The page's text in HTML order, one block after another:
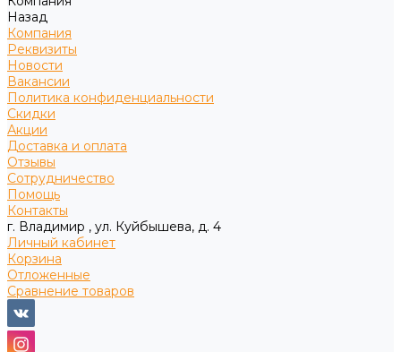
Назад
Компания
Реквизиты
Новости
Вакансии
Политика конфиденциальности
Скидки
Акции
Доставка и оплата
Отзывы
Сотрудничество
Помощь
Контакты
г. Владимир , ул. Куйбышева, д. 4
Личный кабинет
Корзина
Отложенные
Сравнение товаров